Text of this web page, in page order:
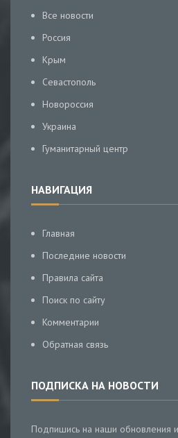
Все новости
Россия
Крым
Севастополь
Новороссия
Украина
Гуманитарный центр
НАВИГАЦИЯ
Главная
Последние новости
Правила сайта
Поиск по сайту
Комментарии
Обратная связь
ПОДПИСКА НА НОВОСТИ
Подпишись на наши обновления